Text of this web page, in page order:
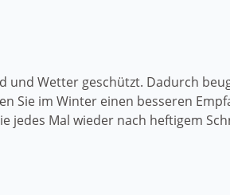
Wetter geschützt. Dadurch
Sie im Winter einen besseren
Mal wieder nach heftigem